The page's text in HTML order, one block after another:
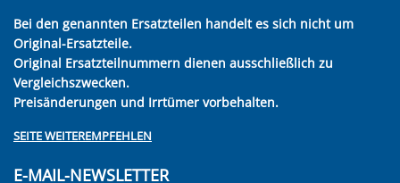
Bei den genannten Ersatzteilen handelt es sich nicht um
Original-Ersatzteile.
Original Ersatzteilnummern dienen ausschließlich zu
Vergleichszwecken.
Preisänderungen und Irrtümer vorbehalten.
SEITE WEITEREMPFEHLEN
E-MAIL-NEWSLETTER